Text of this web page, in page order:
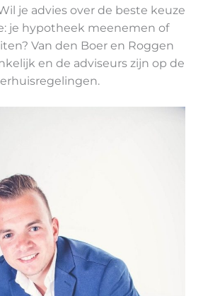
je advies over de beste keuze
je hypotheek meenemen of
Van den Boer en Roggen
en de adviseurs zijn op de